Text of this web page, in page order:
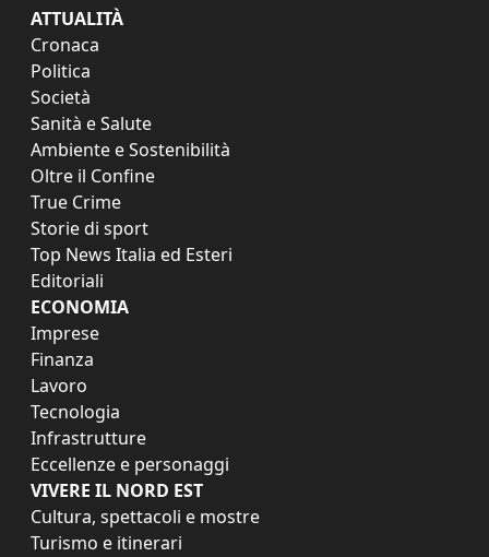
ATTUALITÀ
Cronaca
Politica
Società
Sanità e Salute
Ambiente e Sostenibilità
Oltre il Confine
True Crime
Storie di sport
Top News Italia ed Esteri
Editoriali
ECONOMIA
Imprese
Finanza
Lavoro
Tecnologia
Infrastrutture
Eccellenze e personaggi
VIVERE IL NORD EST
Cultura, spettacoli e mostre
Turismo e itinerari